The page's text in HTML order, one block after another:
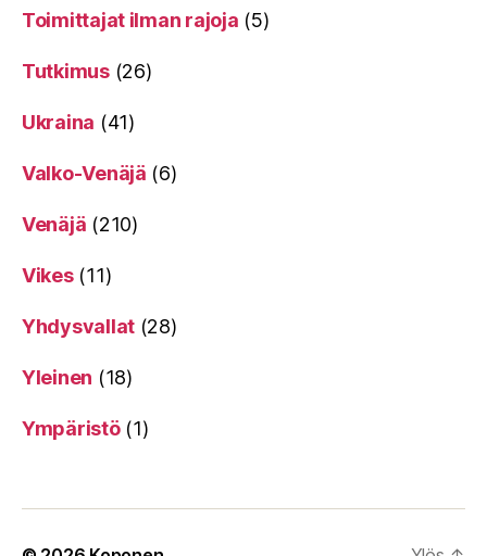
Toimittajat ilman rajoja (5)
Tutkimus(26)
Ukraina (41)
Valko-Venäjä (6)
Venäjä (210)
Vikes(11)
Yhdysvallat (28)
Yleinen (18)
Ympäristö(1)